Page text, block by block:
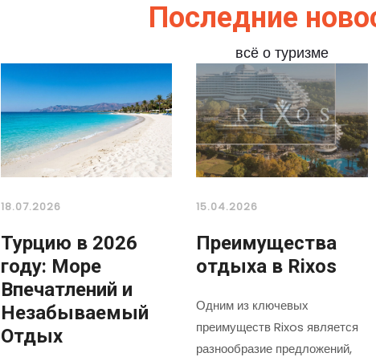
Последние
всё о туризме
18.07.2026
Турцию в 2026
году: Море
Впечатлений и
Незабываемый
Отдых
15.04.2026
Преимущества
отдыха в Rixos
Одним из ключевых
преимуществ Rixos является
разнообразие предложений,